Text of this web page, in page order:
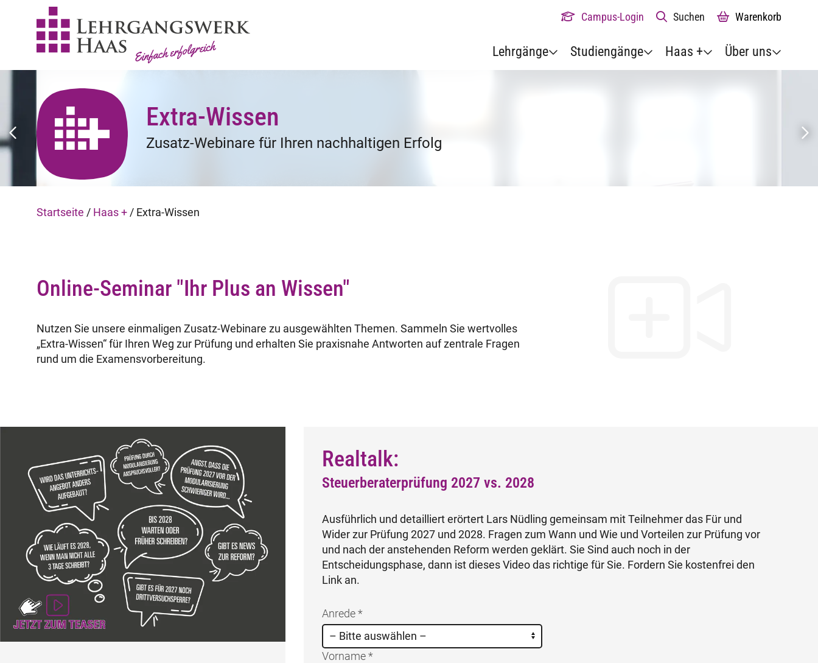
Campus-Login Suchen Warenkorb
Lehrgänge Studiengänge Haas + Über uns
Extra-Wissen
Zusatz-Webinare für Ihren nachhaltigen Erfolg
Startseite / Haas + / Extra-Wissen
Online-Seminar "Ihr Plus an Wissen"
Nutzen Sie unsere einmaligen Zusatz-Webinare zu ausgewählten Themen. Sammeln Sie wertvolles
„Extra-Wissen“ für Ihren Weg zur Prüfung und erhalten Sie praxisnahe Antworten auf zentrale Fragen
rund um die Examensvorbereitung.
Realtalk:
Steuerberaterprüfung 2027 vs. 2028
Ausführlich und detailliert erörtert Lars Nüdling gemeinsam mit Teilnehmer das Für und
Wider zur Prüfung 2027 und 2028. Fragen zum Wann und Wie und Vorteilen zur Prüfung vor
und nach der anstehenden Reform werden geklärt. Sie Sind auch noch in der
Entscheidungsphase, dann ist dieses Video das richtige für Sie. Fordern Sie kostenfrei den
Link an.
Anrede *
Vorname *